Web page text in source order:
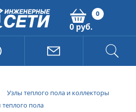
0
0 руб.
Узлы теплого пола и коллекторы
пола